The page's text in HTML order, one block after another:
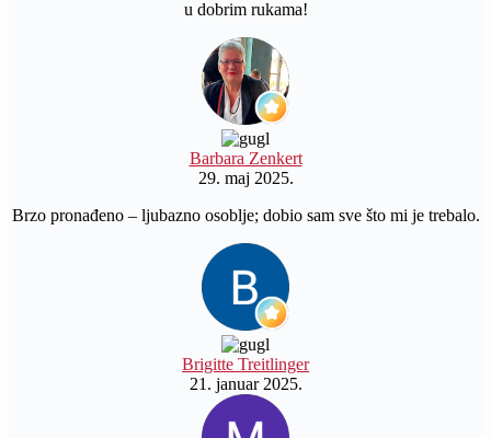
u dobrim rukama!
Barbara Zenkert
29. maj 2025.
Brzo pronađeno – ljubazno osoblje; dobio sam sve što mi je trebalo.
Brigitte Treitlinger
21. januar 2025.